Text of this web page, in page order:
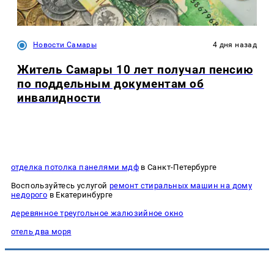
Новости Самары 4 дня назад
Житель Самары 10 лет получал пенсию
по поддельным документам об
инвалидности
отделка потолка панелями мдфв Санкт-Петербурге
Воспользуйтесь услугой ремонт стиральных машин на дому
недорого в Екатеринбурге
деревянное треугольное жалюзийное окно
отель два моря